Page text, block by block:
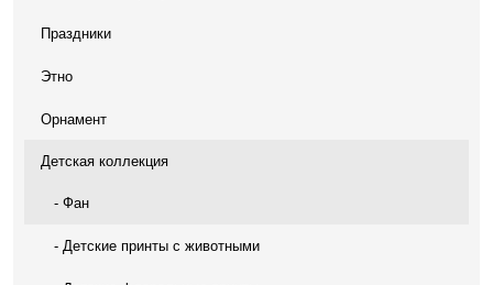
Праздники
Этно
Орнамент
Детская коллекция
- Фан
- Детские принты с животными